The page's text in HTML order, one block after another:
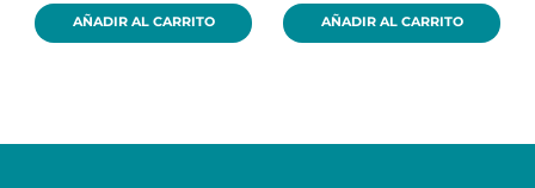
AÑADIR AL CARRITO AÑADIR AL CARRITO